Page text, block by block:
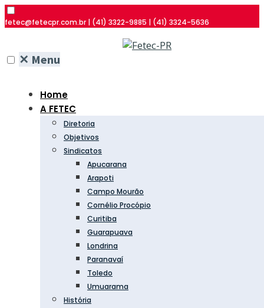
fetec@fetecpr.com.br | (41) 3322-9885 | (41) 3324-5636
✕ Menu
Home
A FETEC
Diretoria
Objetivos
Sindicatos
Apucarana
Arapoti
Campo Mourão
Cornélio Procópio
Curitiba
Guarapuava
Londrina
Paranavaí
Toledo
Umuarama
História